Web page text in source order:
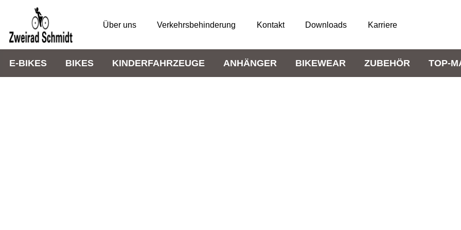
Über uns Verkehrsbehinderung Kontakt Downloads Karriere
E-BIKES BIKES KINDERFAHRZEUGE ANHÄNGER BIKEWEAR ZUBEHÖR TOP-